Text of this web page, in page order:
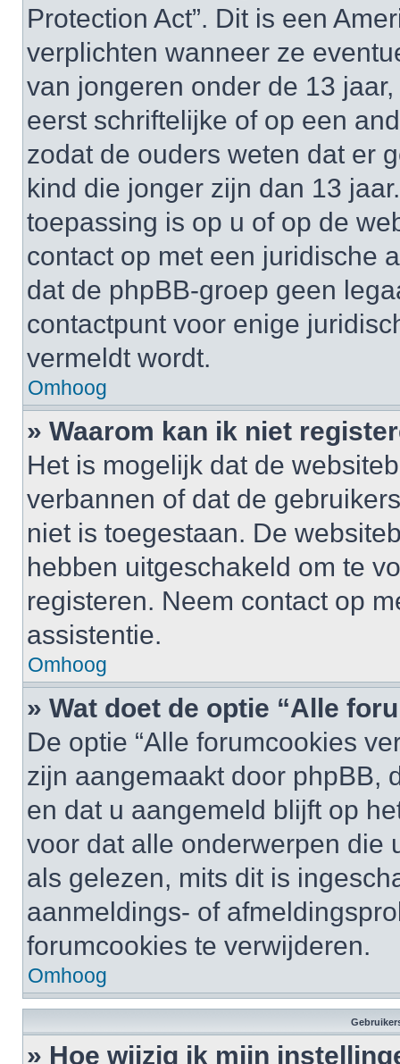
Protection Act”. Dit is een
verplichten wanneer ze
van jongeren onder de 13
eerst schriftelijke of op een
zodat de ouders weten dat er
kind die jonger zijn dan 13
toepassing is op u of op de
contact op met een juridische
dat de phpBB-groep geen
contactpunt voor enige
vermeldt wordt.
Omhoog
» Waarom kan ik niet
Het is mogelijk dat de
verbannen of dat de
niet is toegestaan. De
hebben uitgeschakeld om te
registeren. Neem contact op
assistentie.
Omhoog
» Wat doet de optie “Alle
De optie “Alle forumcookies
zijn aangemaakt door phpBB,
en dat u aangemeld blijft op
voor dat alle onderwerpen die
als gelezen, mits dit is
aanmeldings- of
forumcookies te verwijderen.
Omhoog
» Hoe wijzig ik mijn